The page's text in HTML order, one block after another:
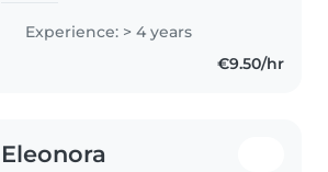
infantil por 12 anos, adoroo
crianças, ensinar, tenho
paciência,trabalho a 10 meses
Experience: > 4 years
€9.50/hr
Eleonora